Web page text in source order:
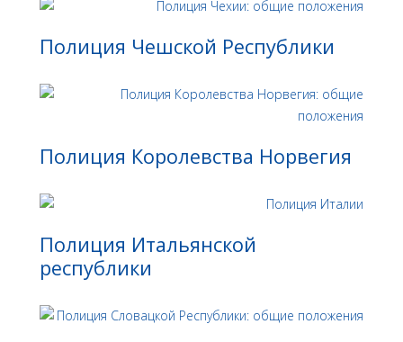
Полиция Чешской Республики
Полиция Королевства Норвегия
Полиция Итальянской
республики